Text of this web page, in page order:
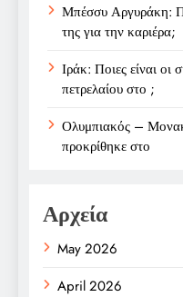
Μπέσσυ Αργυράκη:
της για την καριέρα;
Ιράκ: Ποιες είναι οι
πετρελαίου στο ;
Ολυμπιακός –
προκρίθηκε στο
Αρχεία
May 2026
April 2026